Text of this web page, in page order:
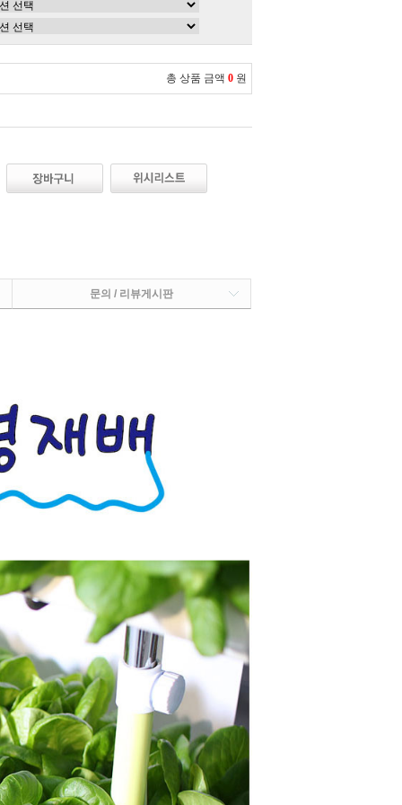
총 상품 금액 0 원
문의 / 리뷰게시판